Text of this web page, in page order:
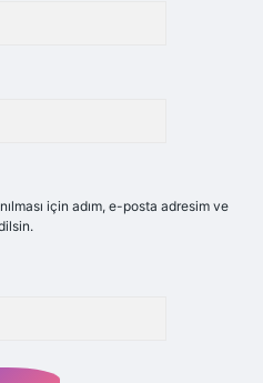
için adım, e-posta adresim ve